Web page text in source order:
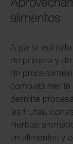
alimentos
A partir del
de primera y
de
permite
las frutas,
hierbas
en alimentos y